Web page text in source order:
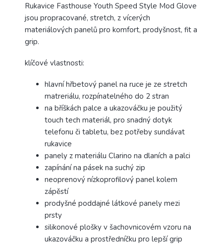
Rukavice Fasthouse Youth Speed Style Mod Glove
jsou propracované, stretch, z vícerých
materiálových panelů pro komfort, prodyšnost, fit a
grip.
klíčové vlastnosti:
hlavní hřbetový panel na ruce je ze stretch
matreriálu, rozpínatelného do 2 stran
na bříškách palce a ukazováčku je použitý
touch tech materiál, pro snadný dotyk
telefonu či tabletu, bez potřeby sundávat
rukavice
panely z materiálu Clarino na dlaních a palci
zapínání na pásek na suchý zip
neoprenový nízkoprofilový panel kolem
zápěstí
prodyšné poddajné látkové panely mezi
prsty
silikonové plošky v šachovnicovém vzoru na
ukazováčku a prostředníčku pro lepší grip